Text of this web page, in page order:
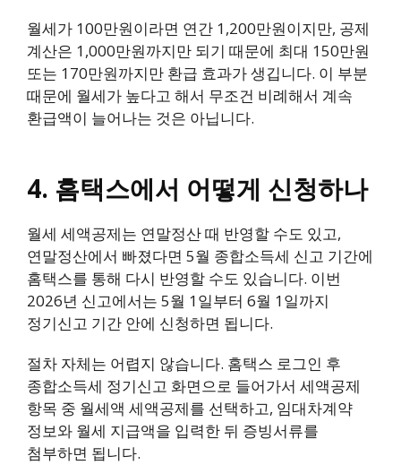
월세가 100만원이라면 연간 1,200만원이지만, 공제
계산은 1,000만원까지만 되기 때문에 최대 150만원
또는 170만원까지만 환급 효과가 생깁니다. 이 부분
때문에 월세가 높다고 해서 무조건 비례해서 계속
환급액이 늘어나는 것은 아닙니다.
4. 홈택스에서 어떻게 신청하나
월세 세액공제는 연말정산 때 반영할 수도 있고,
연말정산에서 빠졌다면 5월 종합소득세 신고 기간에
홈택스를 통해 다시 반영할 수도 있습니다. 이번
2026년 신고에서는 5월 1일부터 6월 1일까지
정기신고 기간 안에 신청하면 됩니다.
절차 자체는 어렵지 않습니다. 홈택스 로그인 후
종합소득세 정기신고 화면으로 들어가서 세액공제
항목 중 월세액 세액공제를 선택하고, 임대차계약
정보와 월세 지급액을 입력한 뒤 증빙서류를
첨부하면 됩니다.